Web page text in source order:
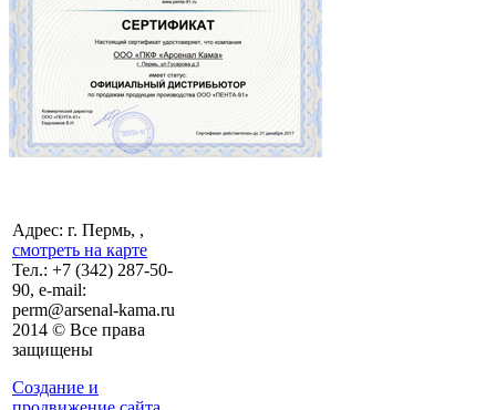
Адрес: г. Пермь, ,
смотреть на карте
Тел.: +7 (342) 287-50-
90, e-mail:
perm@arsenal-kama.ru
2014 © Все права
защищены
Создание и